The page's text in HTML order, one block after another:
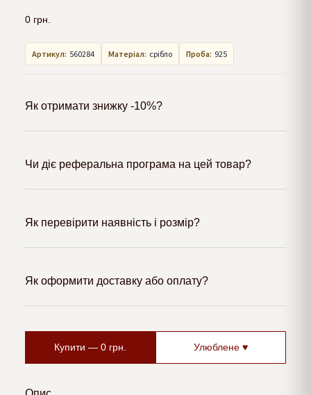
0 грн.
Артикул: 560284 Матеріал: срібло Проба: 925
Як отримати знижку -10%?
Чи діє реферальна програма на цей товар?
Як перевірити наявність і розмір?
Як оформити доставку або оплату?
Купити — 0 грн. Улюблене ♥